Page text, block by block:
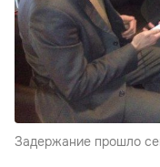
Задержание прошло